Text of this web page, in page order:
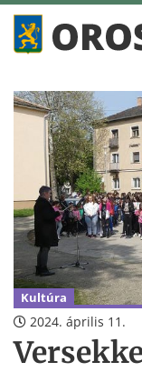
Kultúra
2024. április 11.